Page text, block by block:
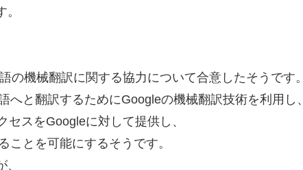
の機械翻訳に関する協力について合意したそうです。
へと翻訳するためにGoogleの機械翻訳技術を利用し、
スをGoogleに対して提供し、
ことを可能にするそうです。